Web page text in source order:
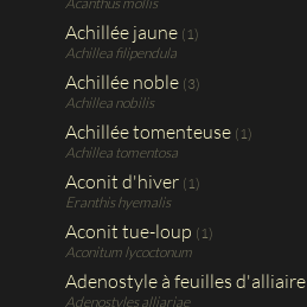
Achillée jaune (1)
Achillea filipendula
Achillée noble (3)
Achillea nobilis
Achillée tomenteuse (1)
Achillea tomentosa
Aconit d'hiver (1)
Eranthis hyemalis
Aconit tue-loup (1)
Aconitum lycoctonum
Adenostyle à feuilles d'alliaire
Adenostyles alliariae